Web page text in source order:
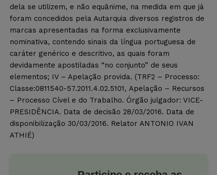
dela se utilizem, e não equânime, na medida em que já
foram concedidos pela Autarquia diversos registros de
marcas apresentadas na forma exclusivamente
nominativa, contendo sinais da língua portuguesa de
caráter genérico e descritivo, as quais foram
devidamente apostiladas “no conjunto” de seus
elementos; IV – Apelação provida. (TRF2 – Processo:
Classe:0811540-57.2011.4.02.5101, Apelação – Recursos
– Processo Cível e do Trabalho. Órgão julgador: VICE-
PRESIDÊNCIA. Data de decisão 28/03/2016. Data de
disponibilização 30/03/2016. Relator ANTONIO IVAN
ATHIÉ)